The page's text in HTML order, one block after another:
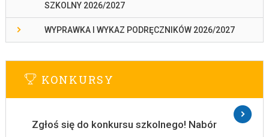
SZKOLNY 2026/2027
WYPRAWKA I WYKAZ PODRĘCZNIKÓW 2026/2027
KONKURSY
Zgłoś się do konkursu szkolnego! Nabór